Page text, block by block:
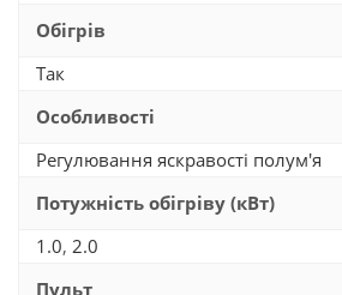
Обігрів
Так
Особливості
Регулювання яскравості полум'я
Потужність обігріву (кВт)
1.0, 2.0
Пульт